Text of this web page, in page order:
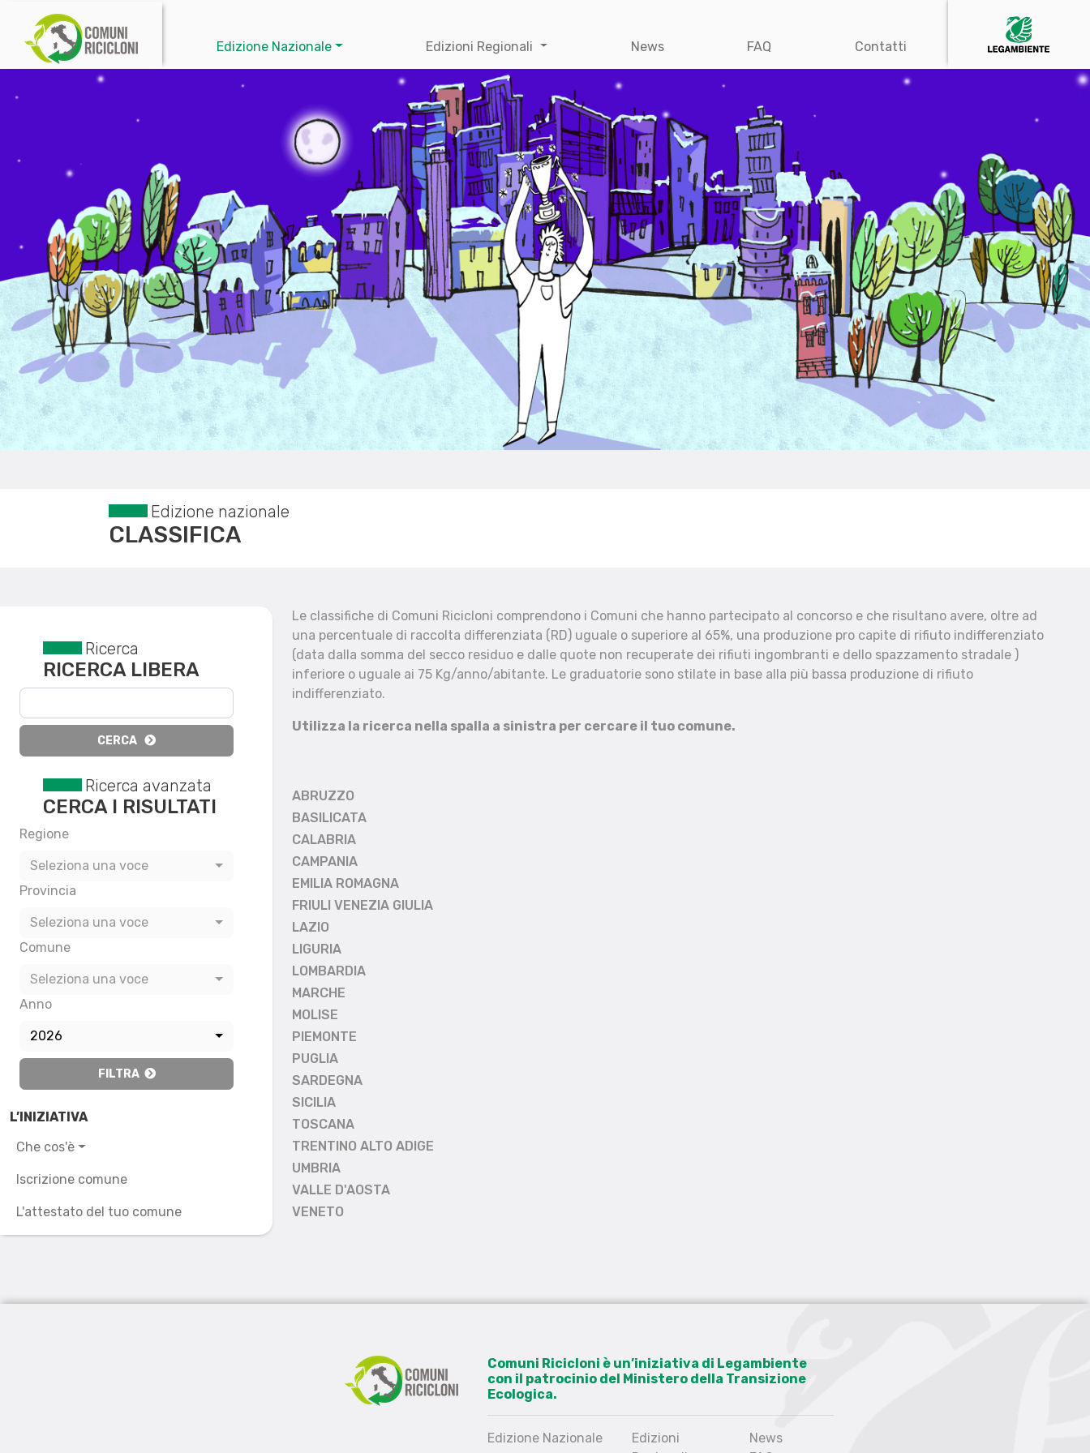
Edizione Nazionale Edizioni Regionali News FAQ Contatti
Edizione nazionale
CLASSIFICA
Reset filtri
Ricerca
RICERCA LIBERA
CERCA
Ricerca avanzata
CERCA I RISULTATI
Regione
Seleziona una voce
Provincia
Seleziona una voce
Comune
Seleziona una voce
Anno
2026
FILTRA
L’INIZIATIVA
Che cos'è
Iscrizione comune
L'attestato del tuo comune
Le classifiche di Comuni Ricicloni comprendono i Comuni che hanno partecipato al concorso e che risultano avere, oltre ad
una percentuale di raccolta differenziata (RD) uguale o superiore al 65%, una produzione pro capite di rifiuto indifferenziato
(data dalla somma del secco residuo e dalle quote non recuperate dei rifiuti ingombranti e dello spazzamento stradale )
inferiore o uguale ai 75 Kg/anno/abitante. Le graduatorie sono stilate in base alla più bassa produzione di rifiuto
indifferenziato.
Utilizza la ricerca nella spalla a sinistra per cercare il tuo comune.
ABRUZZO
BASILICATA
CALABRIA
CAMPANIA
EMILIA ROMAGNA
FRIULI VENEZIA GIULIA
LAZIO
LIGURIA
LOMBARDIA
MARCHE
MOLISE
PIEMONTE
PUGLIA
SARDEGNA
SICILIA
TOSCANA
TRENTINO ALTO ADIGE
UMBRIA
VALLE D'AOSTA
VENETO
Comuni Ricicloni è un’iniziativa di Legambiente
con il patrocinio del Ministero della Transizione
Ecologica.
Edizione Nazionale
Edizioni
News